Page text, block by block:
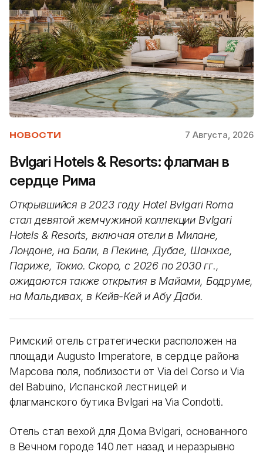
НОВОСТИ 7 Августа, 2026
Bvlgari Hotels & Resorts: флагман в
сердце Рима
Открывшийся в 2023 году Hotel Bvlgari Roma
стал девятой жемчужиной коллекции Bvlgari
Hotels & Resorts, включая отели в Милане,
Лондоне, на Бали, в Пекине, Дубае, Шанхае,
Париже, Токио. Скоро, с 2026 по 2030 гг.,
ожидаются также открытия в Майами, Бодруме,
на Мальдивах, в Кейв-Кей и Абу Даби.
Римский отель стратегически расположен на
площади Augusto Imperatore, в сердце района
Марсова поля, поблизости от Via del Corso и Via
del Babuino, Испанской лестницей и
флагманского бутика Bvlgari на Via Condotti.
Отель стал вехой для Дома Bvlgari, основанного
в Вечном городе 140 лет назад и неразрывно